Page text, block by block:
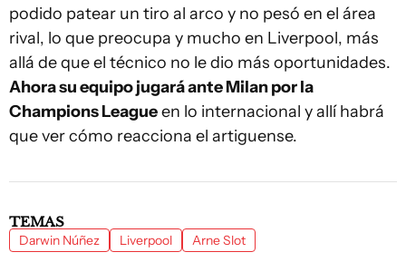
podido patear un tiro al arco y no pesó en el área
rival, lo que preocupa y mucho en Liverpool, más
allá de que el técnico no le dio más oportunidades.
Ahora su equipo jugará ante Milan por la
Champions Leagueen lo internacional y allí habrá
que ver cómo reacciona el artiguense.
TEMAS
Darwin Núñez Liverpool Arne Slot